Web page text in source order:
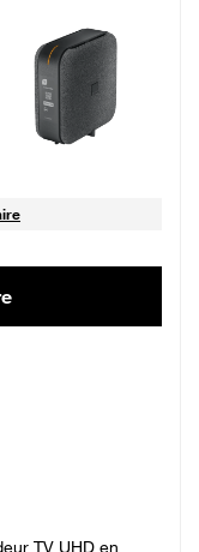
mois, Sans engagement
TV UHD en